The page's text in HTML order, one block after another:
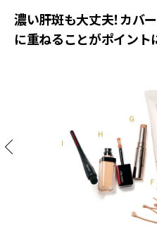
濃い肝斑も大丈夫！カバ
に重ねることがポイント